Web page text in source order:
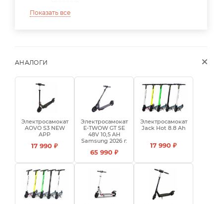
Показать все
АНАЛОГИ
Электросамокат
AOVO S3 NEW
APP
17 990 ₽
Электросамокат
E-TWOW GT SE
48V 10,5 AH
Samsung 2026 г.
65 990 ₽
Электросамокат
Jack Hot 8.8 Ah
17 990 ₽